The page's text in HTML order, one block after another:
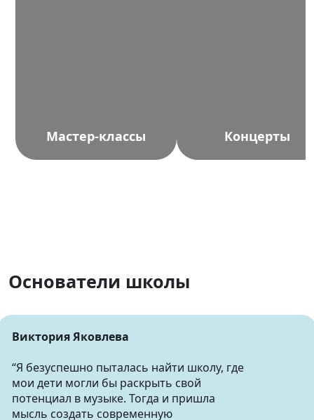
Мастер-классы Концерты
Основатели школы
Виктория Яковлева
“Я безуспешно пыталась найти школу, где
мои дети могли бы раскрыть свой
потенциал в музыке. Тогда и пришла
мысль создать современную